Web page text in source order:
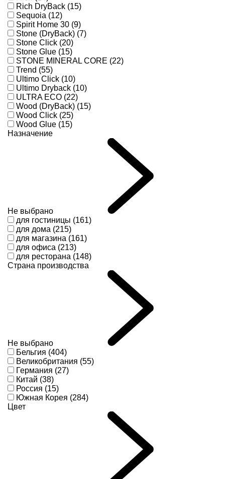
Rich DryBack (15)
Sequoia (12)
Spirit Home 30 (9)
Stone (DryBack) (7)
Stone Click (20)
Stone Glue (15)
STONE MINERAL CORE (22)
Trend (55)
Ultimo Click (10)
Ultimo Dryback (10)
ULTRA ECO (22)
Wood (DryBack) (15)
Wood Click (25)
Wood Glue (15)
Назначение
Не выбрано
для гостиницы (161)
для дома (215)
для магазина (161)
для офиса (213)
для ресторана (148)
Страна производства
Не выбрано
Бельгия (404)
Великобритания (55)
Германия (27)
Китай (38)
Россия (15)
Южная Корея (284)
Цвет